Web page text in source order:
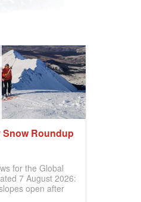
Snow Roundup
for the Global
7 August 2026:
open after